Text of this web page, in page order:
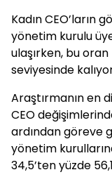
Kadın CEO’ların
yönetim kurulu
ulaşırken, bu
seviyesinde
Araştırmanın en
CEO
ardından göreve
yönetim
34,5’ten yüzde